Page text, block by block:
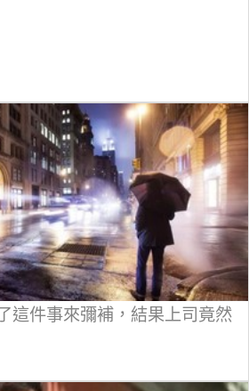
這件事來彌補，結果上司竟然